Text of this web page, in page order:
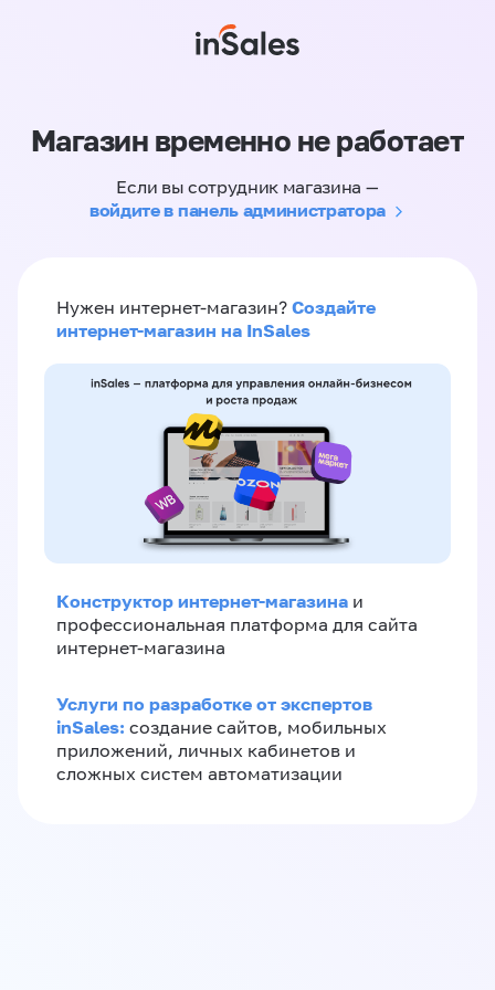
Магазин временно не работает
Если вы сотрудник магазина —
войдите в панель администратора
Нужен интернет-магазин? Создайте
интернет-магазин на InSales
Конструктор интернет-магазина и
профессиональная платформа для сайта
интернет-магазина
Услуги по разработке от экспертов
inSales: создание сайтов, мобильных
приложений, личных кабинетов и
сложных систем автоматизации